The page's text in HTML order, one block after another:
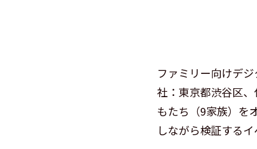
ファミリー向けデ
社：東京都渋谷区
もたち（9家族）を
しながら検証する